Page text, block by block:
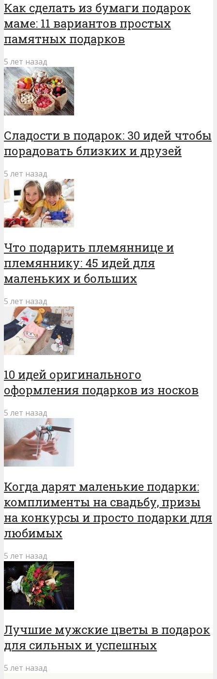
Как сделать из бумаги подарок
маме: 11 вариантов простых
памятных подарков
5 лет назад
Сладости в подарок: 30 идей чтобы
порадовать близких и друзей
5 лет назад
Что подарить племяннице и
племяннику: 45 идей для
маленьких и больших
5 лет назад
10 идей оригинального
оформления подарков из носков
5 лет назад
Когда дарят маленькие подарки:
комплименты на свадьбу, призы
на конкурсы и просто подарки для
любимых
5 лет назад
Лучшие мужские цветы в подарок
для сильных и успешных
5 лет назад